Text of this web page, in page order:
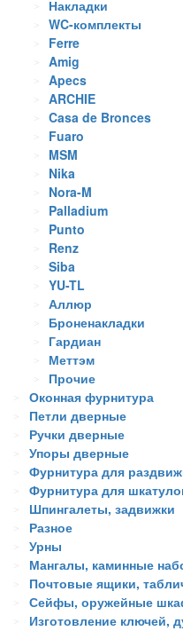
Накладки
WC-комплекты
Ferre
Amig
Apecs
ARCHIE
Casa de Bronces
Fuaro
MSM
Nika
Nora-M
Palladium
Punto
Renz
Siba
YU-TL
Аллюр
Броненакладки
Гардиан
Меттэм
Прочие
Оконная фурнитура
Петли дверные
Ручки дверные
Упоры дверные
Фурнитура для
Фурнитура для
Шпингалеты, задвижки
Разное
Урны
Мангалы, каминные
Почтовые ящики,
Сейфы, оружейные
Изготовление ключей,